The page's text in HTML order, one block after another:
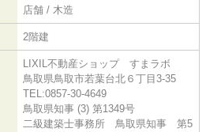
店舗 / 木造
2階建
LIXIL不動産ショップ すまラボ
鳥取県鳥取市若葉台北６丁目3-35
TEL:0857-30-4649
鳥取県知事 (3) 第1349号
二級建築士事務所 鳥取県知事 第5